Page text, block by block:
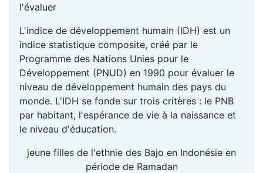
l'évaluer
L'indice de développement humain (IDH) est un
indice statistique composite, créé par le
Programme des Nations Unies pour le
Développement (PNUD) en 1990 pour évaluer le
niveau de développement humain des pays du
monde. L'IDH se fonde sur trois critères : le PNB
par habitant, l'espérance de vie à la naissance et
le niveau d'éducation.
jeune filles de l'ethnie des Bajo en Indonésie en
période de Ramadan